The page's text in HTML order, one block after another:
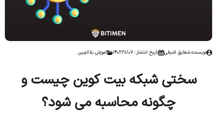
نویسنده:شقایق اشرفی تاریخ انتشار: 1402/11/07 آموزش بلاکچین
سختی شبکه بیت کوین چیست و
چگونه محاسبه می شود؟